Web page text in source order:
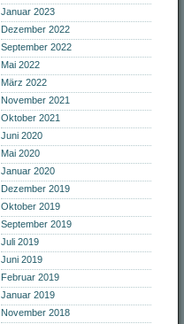
Januar 2023
Dezember 2022
September 2022
Mai 2022
März 2022
November 2021
Oktober 2021
Juni 2020
Mai 2020
Januar 2020
Dezember 2019
Oktober 2019
September 2019
Juli 2019
Juni 2019
Februar 2019
Januar 2019
November 2018